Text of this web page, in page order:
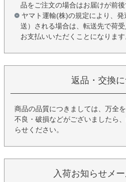
品をご注文の場合はお届けが前後
ヤマト運輸(株)の規定により、
送）される場合は、転送先で荷
お支払いいただくことになります
返品・交換
商品の品質につきましては、万全
不良・破損などがございましたら
らせください。
入荷お知らせメ